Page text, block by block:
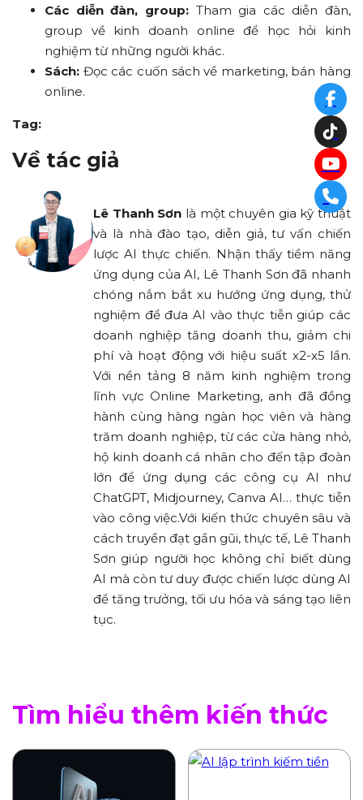
Các diễn đàn, group:Tham gia các diễn đàn,
group về kinh doanh online để học hỏi kinh
nghiệm từ những người khác.
Sách: Đọc các cuốn sách về marketing, bán hàng
online.
Tag:
Về tác giả
Lê Thanh Sơn là một chuyên gia kỹ thuật
và là nhà đào tạo, diễn giả, tư vấn chiến
lược AI thực chiến. Nhận thấy tiềm năng
ứng dụng của AI, Lê Thanh Sơn đã nhanh
chóng nắm bắt xu hướng ứng dụng, thử
nghiệm để đưa AI vào thực tiễn giúp các
doanh nghiệp tăng doanh thu, giảm chi
phí và hoạt động với hiệu suất x2-x5 lần.
Với nền tảng 8 năm kinh nghiệm trong
lĩnh vực Online Marketing, anh đã đồng
hành cùng hàng ngàn học viên và hàng
trăm doanh nghiệp, từ các cửa hàng nhỏ,
hộ kinh doanh cá nhân cho đến tập đoàn
lớn để ứng dụng các công cụ AI như
ChatGPT, Midjourney, Canva AI… thực tiễn
vào công việc.Với kiến thức chuyên sâu và
cách truyền đạt gần gũi, thực tế, Lê Thanh
Sơn giúp người học không chỉ biết dùng
AI mà còn tư duy được chiến lược dùng AI
để tăng trưởng, tối ưu hóa và sáng tạo liên
tục.
Tìm hiểu thêm kiến thức